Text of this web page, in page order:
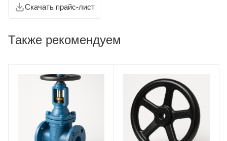
Скачать прайс-лист
Также рекомендуем